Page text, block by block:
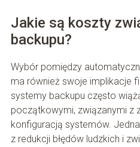
Jakie są koszty
backupu?
Wybór pomiędzy
ma również swoje implikacje
systemy backupu często
początkowymi, związanymi z
konfiguracją systemów.
z redukcji błędów ludzkich i